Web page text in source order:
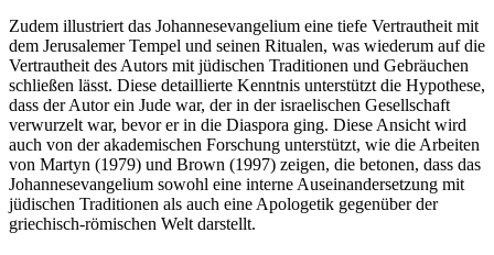
Zudem illustriert das Johannesevangelium eine tiefe Vertrautheit mit
dem Jerusalemer Tempel und seinen Ritualen, was wiederum auf die
Vertrautheit des Autors mit jüdischen Traditionen und Gebräuchen
schließen lässt. Diese detaillierte Kenntnis unterstützt die Hypothese,
dass der Autor ein Jude war, der in der israelischen Gesellschaft
verwurzelt war, bevor er in die Diaspora ging. Diese Ansicht wird
auch von der akademischen Forschung unterstützt, wie die Arbeiten
von Martyn (1979) und Brown (1997) zeigen, die betonen, dass das
Johannesevangelium sowohl eine interne Auseinandersetzung mit
jüdischen Traditionen als auch eine Apologetik gegenüber der
griechisch-römischen Welt darstellt.